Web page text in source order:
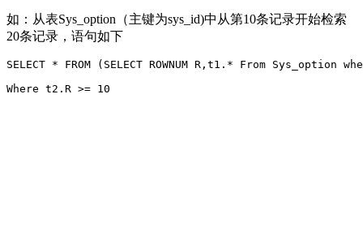
如：从表Sys_option（主键为sys_id)中从第10条记录开始检索
20条记录，语句如下
SELECT * FROM (SELECT ROWNUM R,t1.* From Sys_option